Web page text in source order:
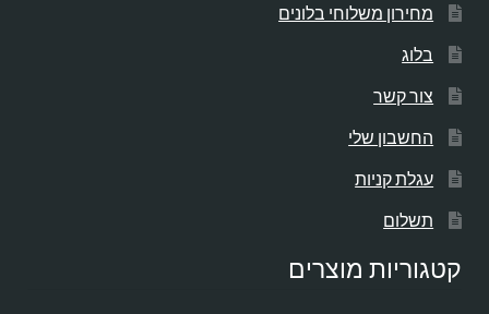
מחירון משלוחי בלונים
בלוג
צור קשר
החשבון שלי
עגלת קניות
תשלום
קטגוריות מוצרים